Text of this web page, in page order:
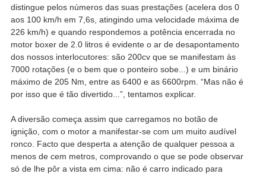
distingue pelos números das suas prestações (acelera dos 0
aos 100 km/h em 7,6s, atingindo uma velocidade máxima de
226 km/h) e quando respondemos a potência encerrada no
motor boxer de 2.0 litros é evidente o ar de desapontamento
dos nossos interlocutores: são 200cv que se manifestam às
7000 rotações (e o bem que o ponteiro sobe...) e um binário
máximo de 205 Nm, entre as 6400 e as 6600rpm. “Mas não é
por isso que é tão divertido...”, tentamos explicar.
A diversão começa assim que carregamos no botão de
ignição, com o motor a manifestar-se com um muito audível
ronco. Facto que desperta a atenção de qualquer pessoa a
menos de cem metros, comprovando o que se pode observar
só de lhe pôr a vista em cima: não é carro indicado para